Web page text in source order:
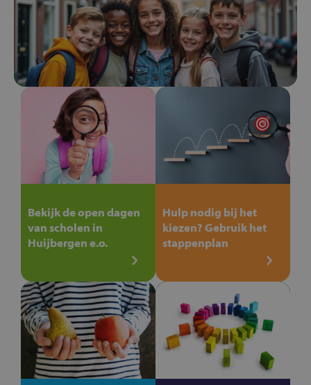
Bekijk de open dagen
van scholen in
Huijbergen e.o.
Hulp nodig bij het
kiezen? Gebruik het
stappenplan